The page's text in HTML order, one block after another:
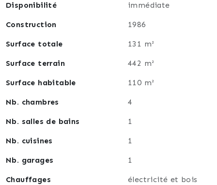
Disponibilité immédiate
Construction 1986
Surface totale 131 m²
Surface terrain 442 m²
Surface habitable 110 m²
Nb. chambres 4
Nb. salles de bains 1
Nb. cuisines 1
Nb. garages 1
Chauffages électricité et bois